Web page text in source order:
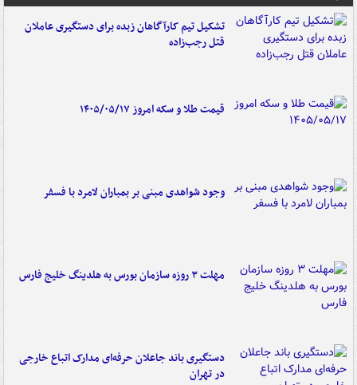
تشکیل تیم کارآگاهان زبده برای دستگیری عاملان
قتل رجب‌زاده
قیمت طلا و سکه امروز ۱۴۰۵/۰۵/۱۷
وجود شواهدی مبنی بر بمباران لامرد با فسفر
مهلت ۳ روزه سازمان بورس به هلدینگ خلیج فارس
دستگیری باند جاعلان حرفه‌ای مدارک اتباع خارجی
در تهران